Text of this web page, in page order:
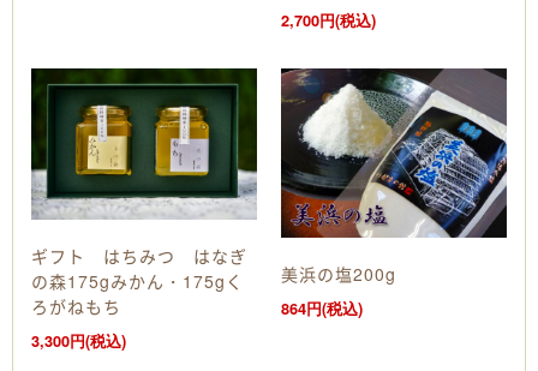
2,700円(税込)
ギフト はちみつ はなぎ
の森175gみかん・175gく
ろがねもち
3,300円(税込)
美浜の塩200g
864円(税込)